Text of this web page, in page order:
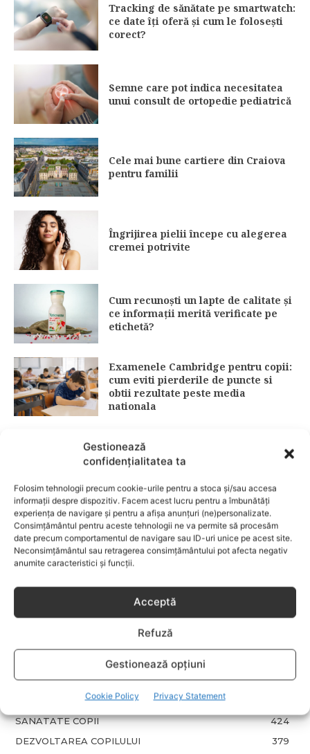
Gestionează
confidențialitatea ta
Folosim tehnologii precum cookie-urile pentru a stoca și/sau accesa
informații despre dispozitiv. Facem acest lucru pentru a îmbunătăți
experiența de navigare și pentru a afișa anunțuri (ne)personalizate.
Consimțământul pentru aceste tehnologii ne va permite să procesăm
date precum comportamentul de navigare sau ID-uri unice pe acest site.
Neconsimțământul sau retragerea consimțământului pot afecta negativ
anumite caracteristici și funcții.
Acceptă
Refuză
Gestionează opțiuni
Cookie Policy Privacy Statement
Tracking de sănătate pe smartwatch:
ce date îți oferă și cum le folosești
corect?
Semne care pot indica necesitatea
unui consult de ortopedie pediatrică
Cele mai bune cartiere din Craiova
pentru familii
Îngrijirea pielii începe cu alegerea
cremei potrivite
Cum recunoști un lapte de calitate și
ce informații merită verificate pe
etichetă?
Examenele Cambridge pentru copii:
cum eviti pierderile de puncte si
obtii rezultate peste media
nationala
Protecție solară: ghid complet 2026
pentru alegerea corectă a SPF-ului
Fără lacrimi, fără iritații: cum alegi
șamponul perfect pentru copilul tău
CATEGORII POPULARE
LIFESTYLE
714
COMUNICAT
521
SANATATE COPII
424
DEZVOLTAREA COPILULUI
379